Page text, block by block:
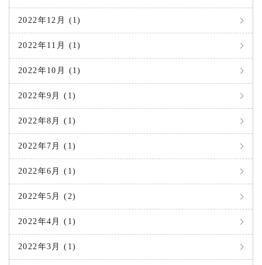
2022年12月 (1)
2022年11月 (1)
2022年10月 (1)
2022年9月 (1)
2022年8月 (1)
2022年7月 (1)
2022年6月 (1)
2022年5月 (2)
2022年4月 (1)
2022年3月 (1)